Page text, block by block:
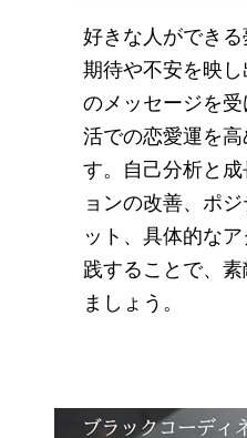
好きな人ができ
期待や不安を映
のメッセージを
活での恋愛運を
す。自己分析と
ョンの改善、ポ
ット、具体的な
践することで、
ましょう。